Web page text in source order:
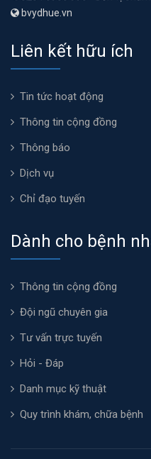
bvydhue.vn
Liên kết hữu ích
Tin tức hoạt động
Thông tin cộng đồng
Thông báo
Dịch vụ
Chỉ đạo tuyến
Dành cho bệnh
Thông tin cộng đồng
Đội ngũ chuyên gia
Tư vấn trực tuyến
Hỏi - Đáp
Danh mục kỹ thuật
Quy trình khám, chữa bệnh